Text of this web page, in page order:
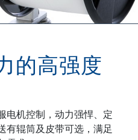
的高强度
电机控制，动力强悍、定
有辊筒及皮带可选，满足